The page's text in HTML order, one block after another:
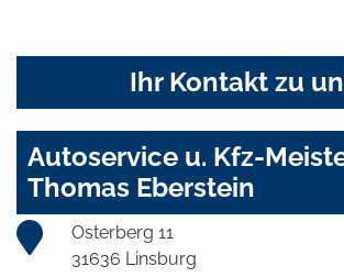
Ihr Kontakt zu
Autoservice u. Kfz-
Thomas Eberstein
Osterberg 11
31636 Linsburg